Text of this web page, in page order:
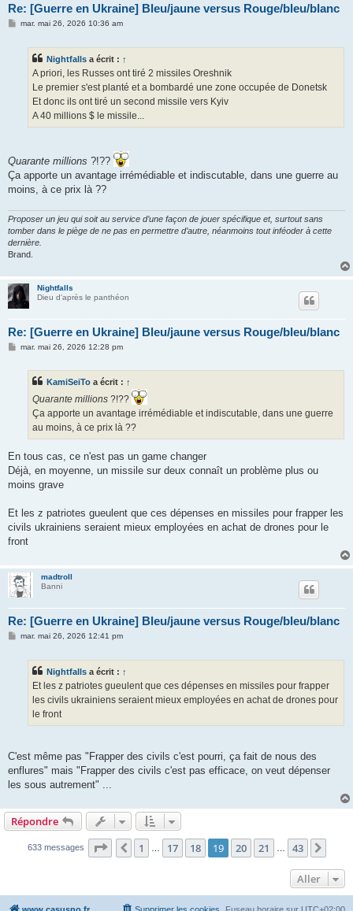
Re: [Guerre en Ukraine] Bleu/jaune versus Rouge/bleu/blanc
Mmar. mai 26, 2026 10:36 am
Nightfalls a écrit : ↑
A priori, les Russes ont tiré 2 missiles Oreshnik
Le premier s'est planté et a bombardé une zone occupée de Donetsk
Et donc ils ont tiré un second missile vers Kyiv
A 40 millions $ le missile...
Quarante millions ?!??
Ça apporte un avantage irrémédiable et indiscutable, dans une guerre au
moins, à ce prix là ??
Proposer un jeu qui soit au service d’une façon de jouer spécifique et, surtout sans
tomber dans le piège de ne pas en permettre d’autre, néanmoins tout inféoder à cette
dernière.
Brand.
Nightfalls
Dieu d'après le panthéon
Re: [Guerre en Ukraine] Bleu/jaune versus Rouge/bleu/blanc
Mmar. mai 26, 2026 12:28 pm
KamiSeiTo a écrit : ↑
Quarante millions ?!??
Ça apporte un avantage irrémédiable et indiscutable, dans une guerre
au moins, à ce prix là ??
En tous cas, ce n'est pas un game changer
Déjà, en moyenne, un missile sur deux connaît un problème plus ou
moins grave
Et les z patriotes gueulent que ces dépenses en missiles pour frapper les
civils ukrainiens seraient mieux employées en achat de drones pour le
front
madtroll
Banni
Re: [Guerre en Ukraine] Bleu/jaune versus Rouge/bleu/blanc
Mmar. mai 26, 2026 12:41 pm
Nightfalls a écrit : ↑
Et les z patriotes gueulent que ces dépenses en missiles pour frapper
les civils ukrainiens seraient mieux employées en achat de drones pour
le front
C'est même pas "Frapper des civils c'est pourri, ça fait de nous des
enflures" mais "Frapper des civils c'est pas efficace, on veut dépenser
les sous autrement" ...
Répondre
633 messages Page 19 sur 43
Précédent
1 17 18 19 20 21 43
Aller